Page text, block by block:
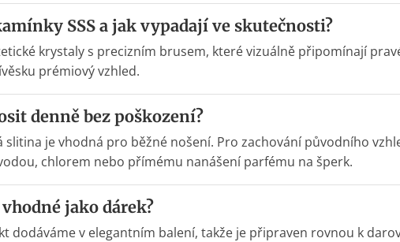
SSS a jak vypadají ve skutečnosti?
krystaly s precizním brusem, které vizuálně připomínají
prémiový vzhled.
denně bez poškození?
slitina je vhodná pro běžné nošení. Pro zachování původního
chlorem nebo přímému nanášení parfému na šperk.
jako dárek?
dodáváme v elegantním balení, takže je připraven rovnou k